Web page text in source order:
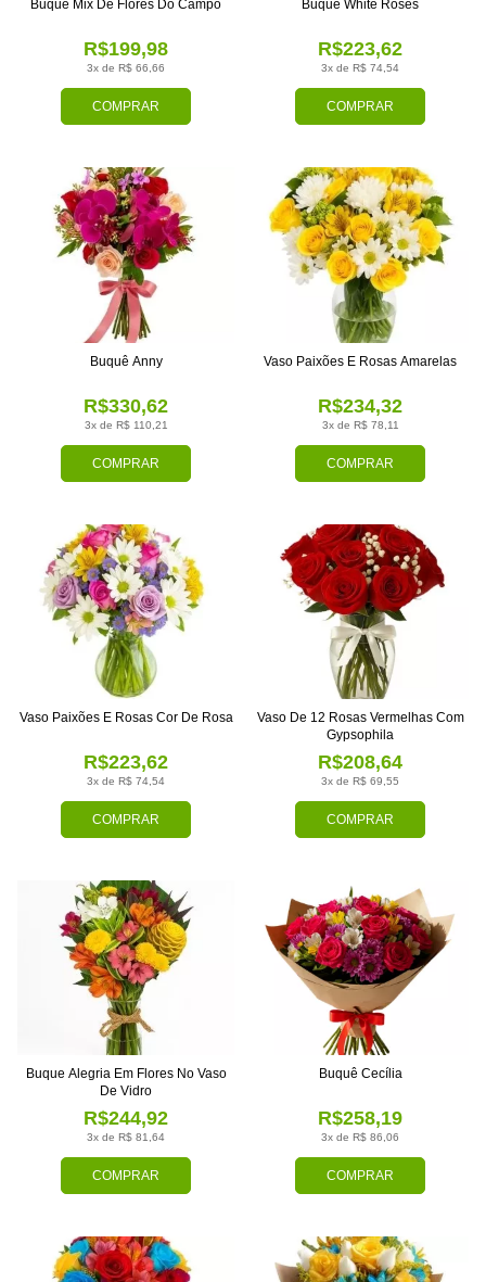
COMPRAR
3x de R$ 66,66
R$199,98
Buquê Mix De Flores Do Campo
COMPRAR
3x de R$ 74,54
R$223,62
Buquê White Roses
COMPRAR
3x de R$ 110,21
R$330,62
Buquê Anny
COMPRAR
3x de R$ 78,11
R$234,32
Vaso Paixões E Rosas Amarelas
COMPRAR
3x de R$ 74,54
R$223,62
Vaso Paixões E Rosas Cor De Rosa
COMPRAR
3x de R$ 69,55
R$208,64
Vaso De 12 Rosas Vermelhas Com
Gypsophila
COMPRAR
3x de R$ 81,64
R$244,92
Buque Alegria Em Flores No Vaso
De Vidro
COMPRAR
3x de R$ 86,06
R$258,19
Buquê Cecília